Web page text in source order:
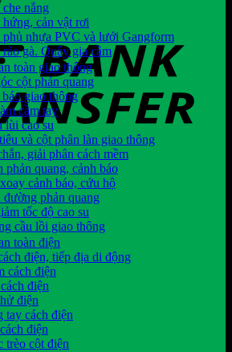
nắng
cản vật rơi
nhựa PVC và lưới Gangform
gà. Quây gia cầm
toàn giao thông
cột phản quang
giao thông
cầm tay
lùi cao su
và cột phân làn giao thông
giải phân cách mềm
phản quang, cảnh báo
cảnh báo, cứu hộ
phản quang
tốc độ cao su
cầu lồi giao thông
toàn điện
điện, tiếp địa di động
cách điện
điện
điện
tay cách điện
điện
trèo cột điện